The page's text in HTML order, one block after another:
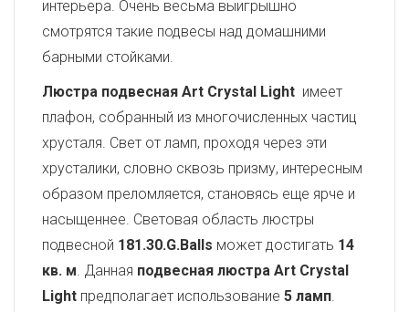
интерьера. Очень весьма выигрышно
смотрятся такие подвесы над домашними
барными стойками.
Люстра подвесная Art Crystal Light имеет
плафон, собранный из многочисленных частиц
хрусталя. Свет от ламп, проходя через эти
хрусталики, словно сквозь призму, интересным
образом преломляется, становясь еще ярче и
насыщеннее. Световая область люстры
подвесной 181.30.G.Balls может достигать 14
кв. м. Данная подвесная люстра Art Crystal
Light предполагает использование 5 ламп.